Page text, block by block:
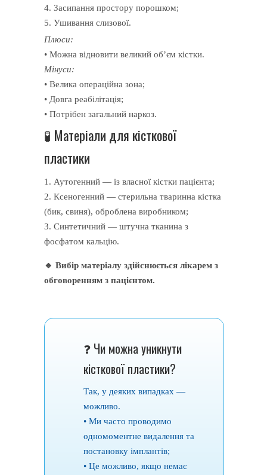
4. Засипання простору порошком;
5. Ушивання слизової.
Плюси:
• Можна відновити великий об’єм кістки.
Мінуси:
• Велика операційна зона;
• Довга реабілітація;
• Потрібен загальний наркоз.
🧪 Матеріали для кісткової
пластики
1. Аутогенний — із власної кістки пацієнта;
2. Ксеногенний — стерильна тваринна кістка
(бик, свиня), оброблена виробником;
3. Синтетичний — штучна тканина з
фосфатом кальцію.
🔹 Вибір матеріалу здійснюється лікарем з
обговоренням з пацієнтом.
❓ Чи можна уникнути
кісткової пластики?
Так, у деяких випадках —
можливо.
• Ми часто проводимо
одномоментне видалення та
постановку імплантів;
• Це можливо, якщо немає